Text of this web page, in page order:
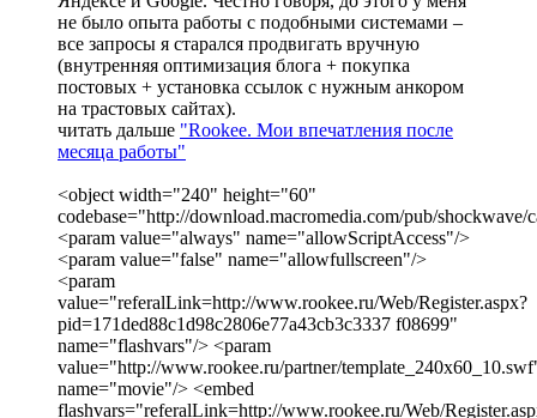
не было опыта работы с подобными системами –
все запросы я старался продвигать вручную
(внутренняя оптимизация блога + покупка
постовых + установка ссылок с нужным анкором
на трастовых сайтах).
читать дальше "Rookee. Мои впечатления после
месяца работы"
<object width="240" height="60"
codebase="http://download.macromedia.com/pub/
<param value="always" name="allowScriptAccess"/>
<param value="false" name="allowfullscreen"/>
<param
value="referalLink=http://www.rookee.ru/Web/Register.aspx?
pid=171ded88c1d98c2806e77a43cb3c3337 f08699"
name="flashvars"/> <param
value="http://www.rookee.ru/partner/
name="movie"/> <embed
flashvars="referalLink=http://www.rookee.ru/Web/